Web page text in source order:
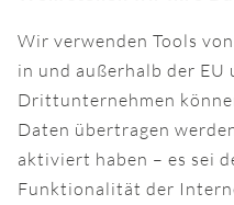
Wir verwenden Tools
in und außerhalb der EU
Drittunternehmen
Daten übertragen
aktiviert haben – es sei
Funktionalität der